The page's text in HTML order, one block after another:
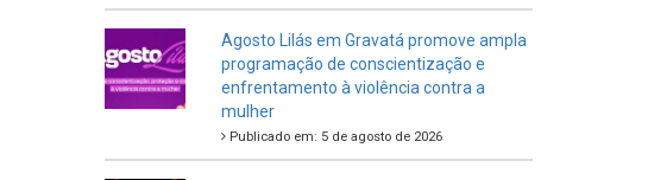
Agosto Lilás em Gravatá promove ampla
programação de conscientização e
enfrentamento à violência contra a
mulher
Publicado em: 5 de agosto de 2026